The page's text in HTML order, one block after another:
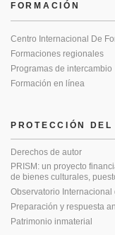
PROTECCIÓN
Derechos de autor
PRISM: un proyecto
de bienes culturales,
Observatorio
Preparación y respuesta
Patrimonio inmaterial
FORMACIÓN
Centro Internacional De
Formaciones regionales
Programas de intercambio
Formación en línea